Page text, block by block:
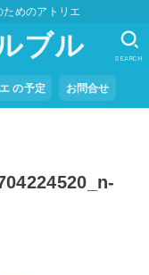
めのアトリエ
ブル
の予定 お問合せ
SEARCH